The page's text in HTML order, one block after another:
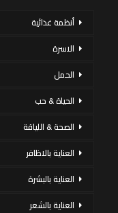
أنظمة غذائية
الاسرة
الحمل
الحياة & حب
الصحة & اللياقة
العناية بالاظافر
العناية بالبشرة
العناية بالشعر